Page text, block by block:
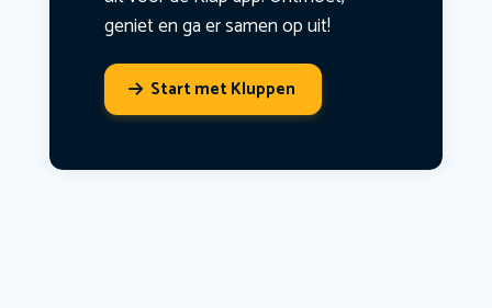
geniet en ga er samen op uit!
Start met Kluppen